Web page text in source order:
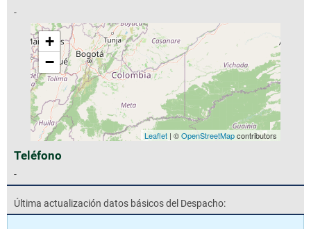
-
+
−
Leaflet| ©OpenStreetMapcontributors
Teléfono
-
Última actualización datos básicos del Despacho: